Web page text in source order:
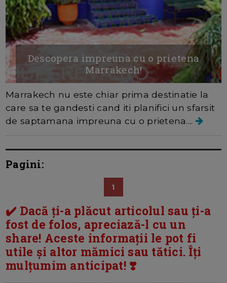
Descopera impreuna cu o prietena
Marrakech!
Marrakech nu este chiar prima destinatie la
care sa te gandesti cand iti planifici un sfarsit
de saptamana impreuna cu o prietena....
Pagini:
1
✔️ Dacă ți-a plăcut articolul sau ți-a
fost de folos, apreciază-l cu un
share! Aceste informații le pot fi
utile și altor mămici sau tătici. Îți
mulțumim anticipat! ❣️